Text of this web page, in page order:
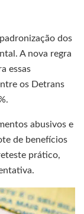
dos
A nova regra
essas
os Detrans
abusivos e
de benefícios
prático,